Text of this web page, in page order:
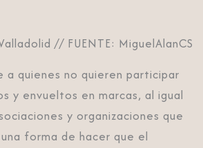
// FUENTE: MiguelAlanCS
a quienes no quieren participar
y envueltos en marcas, al igual
y organizaciones que
forma de hacer que el